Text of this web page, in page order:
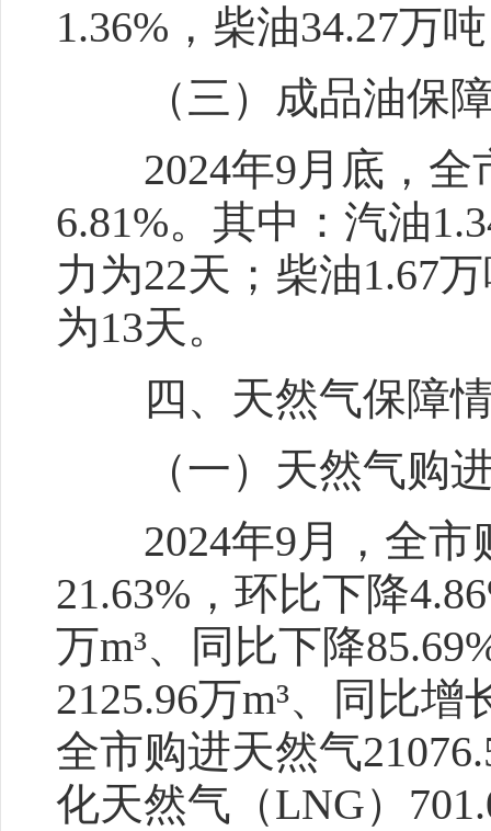
1.36%，柴油34.27万
（三）成品油保
2024年9月底，全
6.81%。其中：汽油
力为22天；柴油1.67
为13天。
四、天然气保障
（一）天然气购
2024年9月，全市
21.63%，环比下降
万m³、同比下降
2125.96万m³、同比
全市购进天然气
化天然气（LNG）